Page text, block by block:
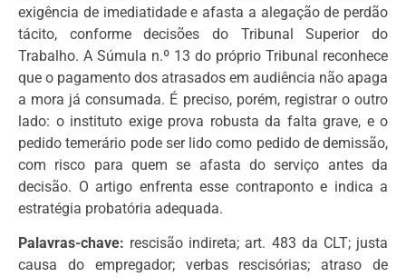
exigência de imediatidade e afasta a alegação de perdão
tácito, conforme decisões do Tribunal Superior do
Trabalho. A Súmula n.º 13 do próprio Tribunal reconhece
que o pagamento dos atrasados em audiência não apaga
a mora já consumada. É preciso, porém, registrar o outro
lado: o instituto exige prova robusta da falta grave, e o
pedido temerário pode ser lido como pedido de demissão,
com risco para quem se afasta do serviço antes da
decisão. O artigo enfrenta esse contraponto e indica a
estratégia probatória adequada.
Palavras-chave: rescisão indireta; art. 483 da CLT; justa
causa do empregador; verbas rescisórias; atraso de